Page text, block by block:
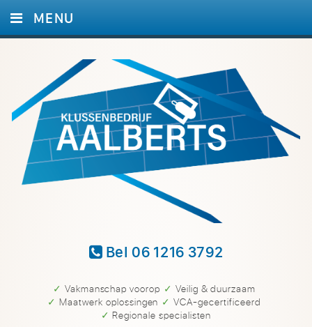
Bel 06 1216 3792
✓ Vakmanschap voorop
✓ Veilig & duurzaam
✓ Maatwerk oplossingen
✓ VCA-gecertificeerd
✓ Regionale specialisten
MENU
DIENSTEN
FOTO’S
REFERENTIES
CONTACT